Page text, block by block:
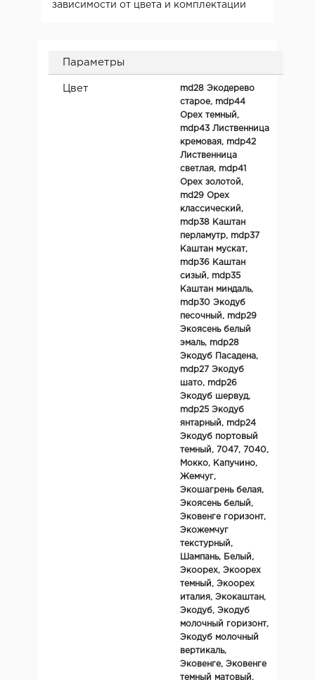
зависимости от цвета и комплектации
Параметры
Цвет
md28 Экодерево
старое, mdp44
Орех темный,
mdp43 Лиственница
кремовая, mdp42
Лиственница
светлая, mdp41
Орех золотой,
md29 Орех
классический,
mdp38 Каштан
перламутр, mdp37
Каштан мускат,
mdp36 Каштан
сизый, mdp35
Каштан миндаль,
mdp30 Экодуб
песочный, mdp29
Экоясень белый
эмаль, mdp28
Экодуб Пасадена,
mdp27 Экодуб
шато, mdp26
Экодуб шервуд,
mdp25 Экодуб
янтарный, mdp24
Экодуб портовый
темный, 7047, 7040,
Мокко, Капучино,
Жемчуг,
Экошагрень белая,
Экоясень белый,
Эковенге горизонт,
Экожемчуг
текстурный,
Шампань, Белый,
Экоорех, Экоорех
темный, Экоорех
италия, Экокаштан,
Экодуб, Экодуб
молочный горизонт,
Экодуб молочный
вертикаль,
Эковенге, Эковенге
темный матовый,